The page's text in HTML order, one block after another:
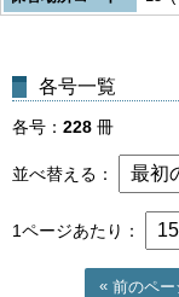
各号一覧
各号 228 冊
並べ替える
1ページあたり
前のペー